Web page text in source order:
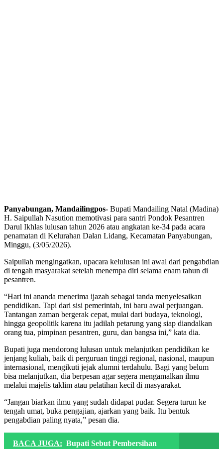
Panyabungan, Mandailingpos- Bupati Mandailing Natal (Madina)
H. Saipullah Nasution memotivasi para santri Pondok Pesantren
Darul Ikhlas lulusan tahun 2026 atau angkatan ke-34 pada acara
penamatan di Kelurahan Dalan Lidang, Kecamatan Panyabungan,
Minggu, (3/05/2026).
Saipullah mengingatkan, upacara kelulusan ini awal dari pengabdian
di tengah masyarakat setelah menempa diri selama enam tahun di
pesantren.
“Hari ini ananda menerima ijazah sebagai tanda menyelesaikan
pendidikan. Tapi dari sisi pemerintah, ini baru awal perjuangan.
Tantangan zaman bergerak cepat, mulai dari budaya, teknologi,
hingga geopolitik karena itu jadilah petarung yang siap diandalkan
orang tua, pimpinan pesantren, guru, dan bangsa ini,” kata dia.
Bupati juga mendorong lulusan untuk melanjutkan pendidikan ke
jenjang kuliah, baik di perguruan tinggi regional, nasional, maupun
internasional, mengikuti jejak alumni terdahulu. Bagi yang belum
bisa melanjutkan, dia berpesan agar segera mengamalkan ilmu
melalui majelis taklim atau pelatihan kecil di masyarakat.
“Jangan biarkan ilmu yang sudah didapat pudar. Segera turun ke
tengah umat, buka pengajian, ajarkan yang baik. Itu bentuk
pengabdian paling nyata,” pesan dia.
BACA JUGA: Bupati Sebut Pembersihan